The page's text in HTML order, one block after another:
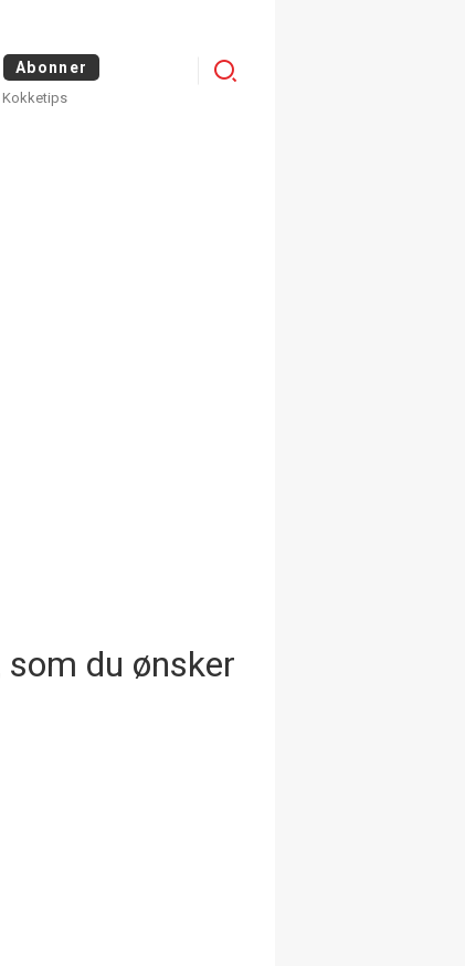
Abonner
Kokketips
Logg
som du ønsker